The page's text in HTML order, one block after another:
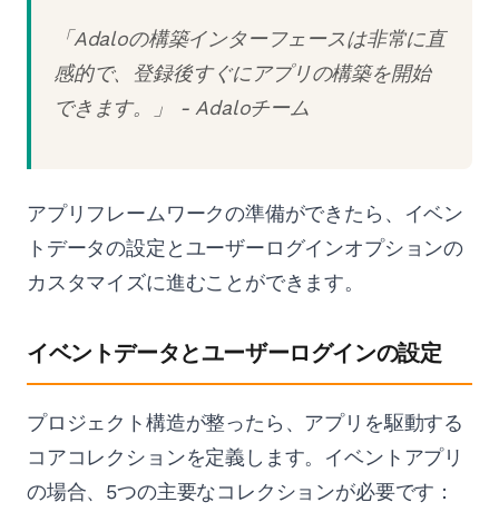
「Adaloの構築インターフェースは非常に直
感的で、登録後すぐにアプリの構築を開始
できます。」 - Adaloチーム
アプリフレームワークの準備ができたら、イベン
トデータの設定とユーザーログインオプションの
カスタマイズに進むことができます。
イベントデータとユーザーログインの設定
プロジェクト構造が整ったら、アプリを駆動する
コアコレクションを定義します。イベントアプリ
の場合、5つの主要なコレクションが必要です：